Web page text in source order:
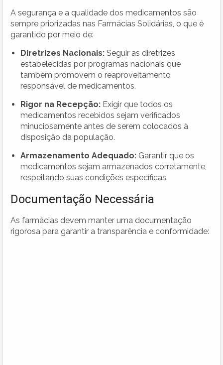
A segurança e a qualidade dos medicamentos são
sempre priorizadas nas Farmácias Solidárias, o que é
garantido por meio de:
Diretrizes Nacionais: Seguir as diretrizes
estabelecidas por programas nacionais que
também promovem o reaproveitamento
responsável de medicamentos.
Rigor na Recepção: Exigir que todos os
medicamentos recebidos sejam verificados
minuciosamente antes de serem colocados à
disposição da população.
Armazenamento Adequado: Garantir que os
medicamentos sejam armazenados corretamente,
respeitando suas condições específicas.
Documentação Necessária
As farmácias devem manter uma documentação
rigorosa para garantir a transparência e conformidade: